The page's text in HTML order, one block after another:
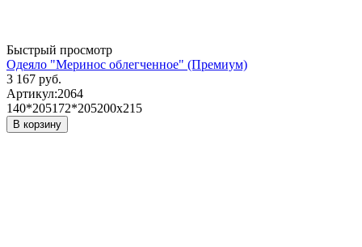
Быстрый просмотр
Одеяло "Меринос облегченное" (Премиум)
3 167 руб.
Артикул:2064
140*205172*205200х215
В корзину